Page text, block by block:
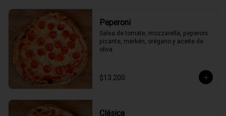
Peperoni
Salsa de tomate, mozzarella, peperoni
picante, merkén, orégano y aceite de
oliva.
$13.200
Clásica